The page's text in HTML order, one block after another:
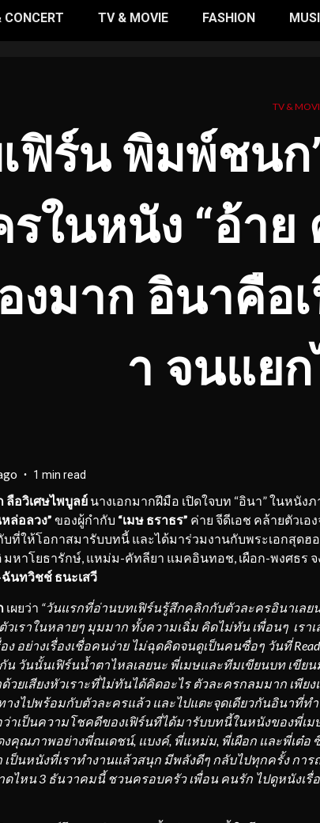
CONCERT TV & MOVIE FASHION
TV &
เฟิร์น พิมพ์ชน
รในหนัง “อ้า
งมาก อินาคือ
า จนแย
1 min read
อวิเศษไพบูลย์นางเอกมากฝีมือ เปิดใจบท “อินา” ในหนัง
ล่อลวง” ของผู้กำกับ “เมษ ธราธร” ค่าย จีดีเอช คล้ายตัวเอ
ที่ให้โอกาสมารับบทนี้ และได้มาร่วมงานกับพระเอกสุดฮ
มหาโยธารักษ์, แหม่ม-คัทลียา แมคอินทอช, เผือก-พงศธร
ฉันทวิชช์ธนะเสวี
เผยว่า “วันแรกที่อ่านบทเฟิร์นรู้สึกคลิกกับตัวละครอินาเลย
วเราในหลายๆ มุมมากทั้งความเฉิ่มคิดไม่ทัน เพื่อนๆ เรา
ง อย่างเรื่องเชื่อคนง่าย ไม่ฉุดคิดจนดูเป็นคนซื่อๆวันที่
วันนั้นเฟิร์นน้ำตาไหลเลยนะ พี่เมษและทีมเขียนบท เขีย
วยเสียงหัวเราะที่ไม่ทันได้คิดอะไร ตัวละครกลมมาก เพี
างไปพร้อมกับตัวละครแล้ว และไปแตะจุดเดียวกันอินาที่ท
าเป็นความโชคดีของเฟิร์นที่ได้มารับบทนี้ในหนังของพี่เม
งคุณภาพอย่างพี่ณเดชน์, แบงค์, พี่แหม่ม, พี่เผือก และพี่เต๋อ
เป็นหนังที่เราทำงานแล้วสนุก มีพลังดีๆกลับไปทุกครั้ง การ
ดไหน3 ธันวาคมนี้ ชวนครอบครัว เพื่อน คนรัก ไปดูหนังเรื่